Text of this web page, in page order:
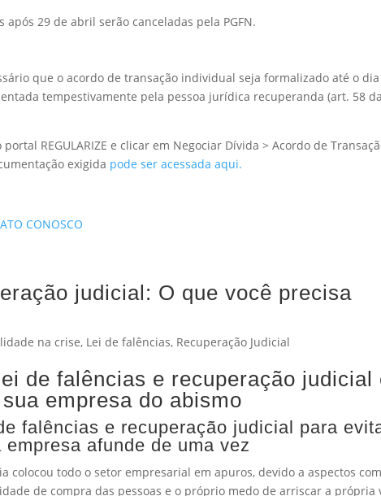
29 de abril serão canceladas pela PGFN.
que o acordo de transação individual seja formalizado até o
tempestivamente pela pessoa jurídica recuperanda (art. 58
REGULARIZE e clicar em Negociar Dívida > Acordo de
exigida pode ser acessada aqui.
CONOSCO
judicial: O que você precisa
na crise, Lei de falências, Recuperação Judicial
de falências e recuperação judicial
empresa do abismo
falências e recuperação judicial para
empresa afunde de uma vez
colocou todo o setor empresarial em apuros, devido a aspectos
de compra das pessoas e o próprio medo de arriscar a própria